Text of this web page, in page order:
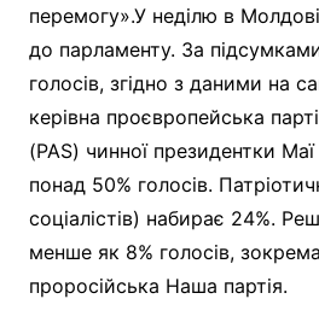
перемогу».У неділю в
до парламенту. За
голосів, згідно з даними на
керівна проєвропейська
(PAS) чинної президентки
понад 50% голосів.
соціалістів) набирає 24%.
менше як 8% голосів,
проросійська Наша партія.